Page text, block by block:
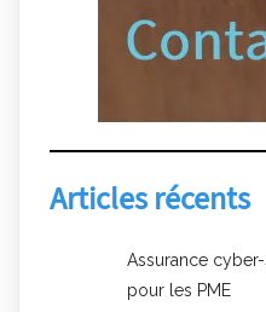
Articles récents
Assurance
pour les PME